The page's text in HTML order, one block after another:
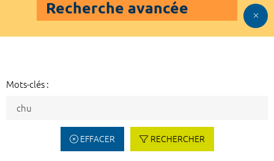
Recherche avancée
Mots-clés :
EFFACER RECHERCHER